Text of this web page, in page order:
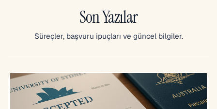
Son Yazılar
Süreçler, başvuru ipuçları ve güncel bilgiler.